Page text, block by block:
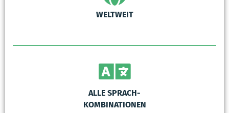
WELTWEIT
ALLE SPRACH-
KOMBINATIONEN